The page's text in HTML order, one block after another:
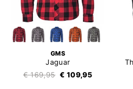
GMS
Jaguar
€ 169,95 € 109,95